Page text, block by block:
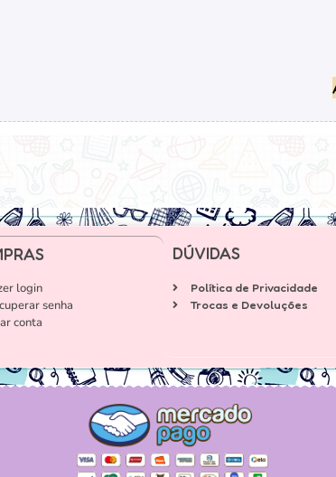
login
senha
conta
DÚVIDAS
Política de Privacidade
Trocas e Devoluções